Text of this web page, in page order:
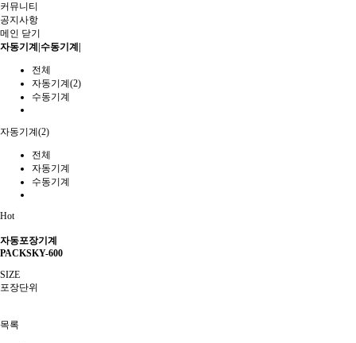
커뮤니티
공지사항
메인 닫기
자동기계|수동기계|
전체
자동기계(2)
수동기계
자동기계(2)
전체
자동기계
수동기계
Hot
자동포장기계
PACKSKY-600
SIZE
포장단위
목록